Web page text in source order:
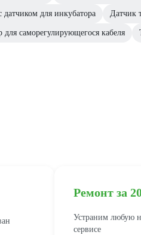
датчиком для инкубатора Датчик
для саморегулирующегося кабеля
Ремонт за
Устраним любую
сервисе